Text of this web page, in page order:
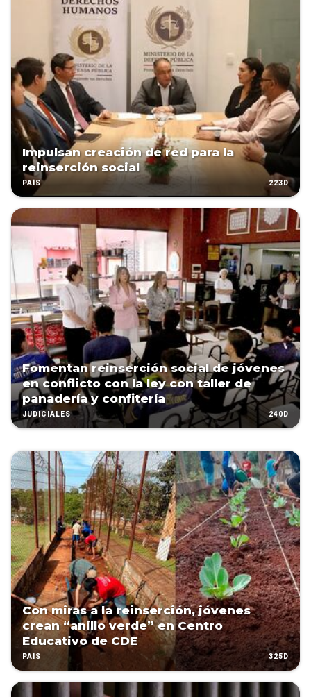
Impulsan creación de red para la
reinserción social
PAÍS 223D
Fomentan reinserción social de jóvenes
en conflicto con la ley con taller de
panadería y confitería
JUDICIALES 240D
Con miras a la reinserción, jóvenes
crean “anillo verde” en Centro
Educativo de CDE
PAÍS 325D